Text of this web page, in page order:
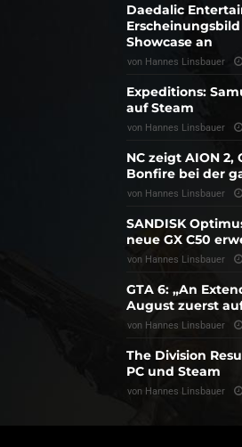
Daedalic
Showcase an
von Hannes Linsbauer
Expeditions:
auf Steam
von Hannes Linsbauer
NC zeigt AION 2,
Bonfire bei der
von Hannes Linsbauer
SANDISK
neue GX C50
von Hannes Linsbauer
GTA 6: „An
August zuerst
von Hannes Linsbauer
The Division
PC und Steam
von Hannes Linsbauer